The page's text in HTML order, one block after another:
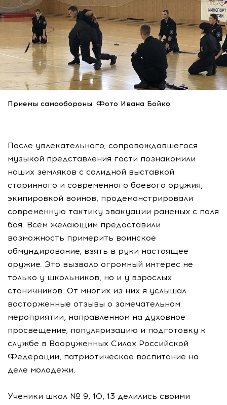
Приемы самообороны. Фото Ивана Бойко.
После увлекательного, сопровождавшегося
музыкой представления гости познакомили
наших земляков с солидной выставкой
старинного и современного боевого оружия,
экипировкой воинов, продемонстрировали
современную тактику эвакуации раненых с поля
боя. Всем желающим предоставили
возможность примерить воинское
обмундирование, взять в руки настоящее
оружие. Это вызвало огромный интерес не
только у школьников, но и у взрослых
станичников. От многих из них я услышал
восторженные отзывы о замечательном
мероприятии, направленном на духовное
просвещение, популяризацию и подготовку к
службе в Вооруженных Силах Российской
Федерации, патриотическое воспитание на
деле молодежи.
Ученики школ № 9, 10, 13 делились своими